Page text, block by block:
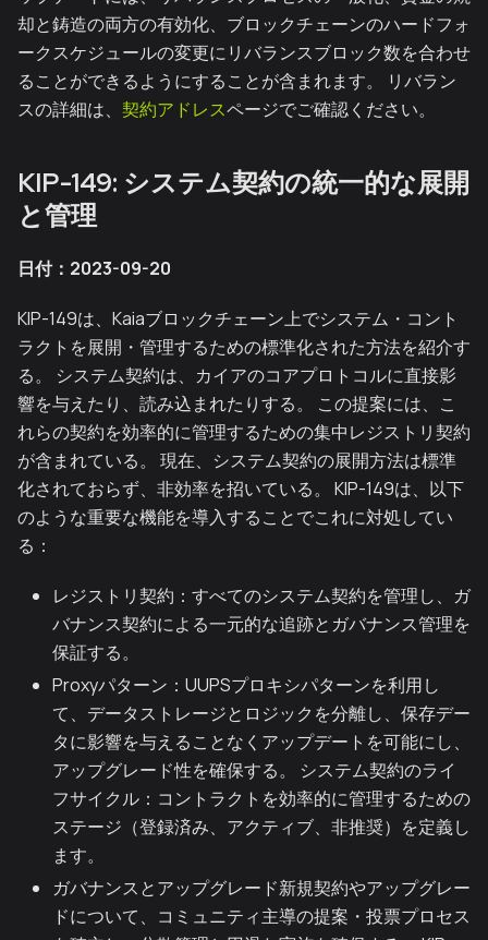
却と鋳造の両方の有効化、ブロックチェーンのハードフォ
ークスケジュールの変更にリバランスブロック数を合わせ
ることができるようにすることが含まれます。 リバラン
スの詳細は、 契約アドレスページでご確認ください。
KIP-149: システム契約の統一的な展開
と管理
日付：2023-09-20
KIP-149は、Kaiaブロックチェーン上でシステム・コント
ラクトを展開・管理するための標準化された方法を紹介す
る。 システム契約は、カイアのコアプロトコルに直接影
響を与えたり、読み込まれたりする。 この提案には、こ
れらの契約を効率的に管理するための集中レジストリ契約
が含まれている。 現在、システム契約の展開方法は標準
化されておらず、非効率を招いている。 KIP-149は、以下
のような重要な機能を導入することでこれに対処してい
る：
レジストリ契約：すべてのシステム契約を管理し、ガ
バナンス契約による一元的な追跡とガバナンス管理を
保証する。
Proxyパターン：UUPSプロキシパターンを利用し
て、データストレージとロジックを分離し、保存デー
タに影響を与えることなくアップデートを可能にし、
アップグレード性を確保する。 システム契約のライ
フサイクル：コントラクトを効率的に管理するための
ステージ（登録済み、アクティブ、非推奨）を定義し
ます。
ガバナンスとアップグレード新規契約やアップグレー
ドについて、コミュニティ主導の提案・投票プロセス